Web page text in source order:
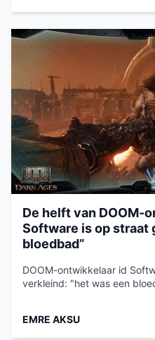
De helft van DOOM-
Software is op straat
bloedbad”
DOOM-ontwikkelaar id
verkleind: "het was een
EMRE AKSU